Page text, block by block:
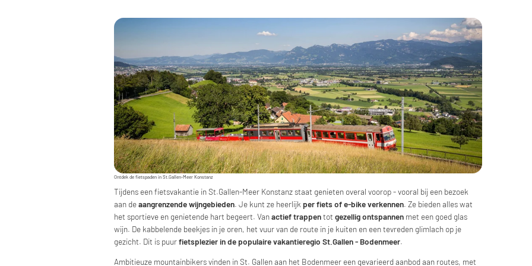
Ontdek de fietspaden in St.Gallen-Meer Konstanz
Tijdens een fietsvakantie in St.Gallen-Meer Konstanz staat genieten overal voorop - vooral bij een bezoek
aan deaangrenzende wijngebieden. Je kunt ze heerlijk per fiets of e-bike verkennen. Ze bieden alles wat
het sportieve en genietende hart begeert. Vanactief trappentot gezellig ontspannen met een goed glas
wijn. De kabbelende beekjes in je oren, het vuur van de route in je kuiten en een tevreden glimlach op je
gezicht. Dit is puurfietsplezier in de populaire vakantieregio St.Gallen - Bodenmeer.
Ambitieuze mountainbikers vinden in St. Gallen aan het Bodenmeer een gevarieerd aanbod aan routes, met